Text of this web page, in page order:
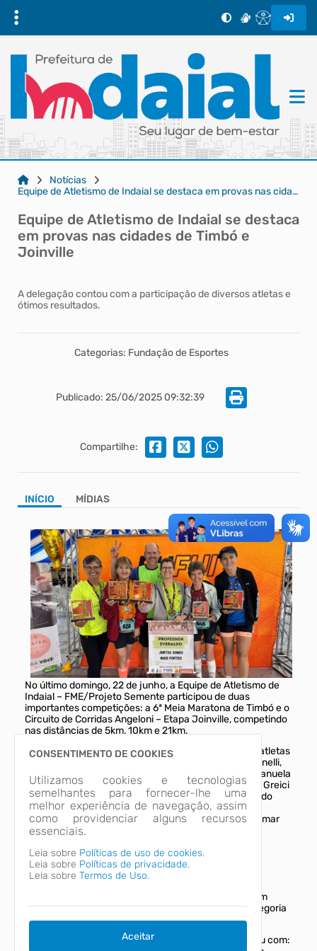
Notícias
Equipe de Atletismo de Indaial se destaca em provas nas cidades de Timbó e Joinville
Equipe de Atletismo de Indaial se destaca
em provas nas cidades de Timbó e
Joinville
A delegação contou com a participação de diversos atletas e
ótimos resultados.
Categorias: Fundação de Esportes
Publicado: 25/06/2025 09:32:39
Compartilhe:
INÍCIO MÍDIAS
No último domingo, 22 de junho, a Equipe de Atletismo de
Indaial – FME/Projeto Semente participou de duas
importantes competições: a 6ª Meia Maratona de Timbó e o
Circuito de Corridas Angeloni – Etapa Joinville, competindo
nas distâncias de 5km, 10km e 21km.
A delegação contou com a participação de diversos atletas
: Alexandre Tomelin, Ana Carla Waltrick, Ana Flávia Vanelli,
Arthur Kogler, Clóvis Kretzer, Eliseu Dias, Franciane Manuela
Stanhke, Gabriela Barreto Ostermann, Gisele Porfirio, Greici
Bauke, Jean Carlos Sehnem, Helena da Silva, Leonardo
Ostermann da Silva, Rosani Costa, Rui Simão Junior,
Sabrina Jennrich, Ubyrajara Philipps Heredia e Valdemar
Stanhke.
Confira os resultados - Maratona de Timbó:
Márcia Loes Stanhke – 1º lugar na categoria – 21km
Nilva Boeing – 4º lugar na categoria – 21km
Beatriz Baschung Hubes – 3º lugar na categoria – 5km
Carla Rosane Tessmer Porto Calson – 3º lugar na categoria
– 5km
Já em Joinville, no Circuito Angeloni, o destaque ficou com:
CONSENTIMENTO DE COOKIES
Utilizamos cookies e tecnologias
semelhantes para fornecer-lhe uma
melhor experiência de navegação, assim
como providenciar alguns recursos
essenciais.
Leia sobre Políticas de uso de cookies.
Leia sobre Políticas de privacidade.
Leia sobre Termos de Uso.
Aceitar